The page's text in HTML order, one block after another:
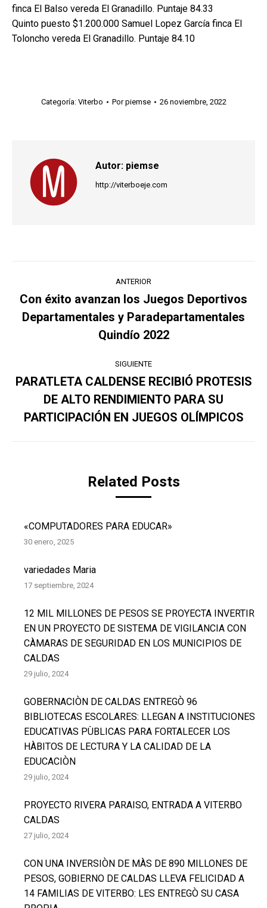
finca El Balso vereda El Granadillo. Puntaje 84.33
Quinto puesto $1.200.000 Samuel Lopez García finca El
Toloncho vereda El Granadillo. Puntaje 84.10
Categoría: Viterbo Porpiemse 26 noviembre, 2022
Autor: piemse
http://viterboeje.com
Navegación
entre
publicaciones
ANTERIOR
Publicación
anterior:
Con éxito avanzan los Juegos Deportivos
Departamentales y Paradepartamentales
Quindío 2022
SIGUIENTE
Publicación
siguiente:
PARATLETA CALDENSE RECIBIÓ PROTESIS
DE ALTO RENDIMIENTO PARA SU
PARTICIPACIÓN EN JUEGOS OLÍMPICOS
Related Posts
«COMPUTADORES PARA EDUCAR»
30 enero, 2025
variedades Maria
17 septiembre, 2024
12 MIL MILLONES DE PESOS SE PROYECTA INVERTIR
EN UN PROYECTO DE SISTEMA DE VIGILANCIA CON
CÀMARAS DE SEGURIDAD EN LOS MUNICIPIOS DE
CALDAS
29 julio, 2024
GOBERNACIÒN DE CALDAS ENTREGÒ 96
BIBLIOTECAS ESCOLARES: LLEGAN A INSTITUCIONES
EDUCATIVAS PÙBLICAS PARA FORTALECER LOS
HÀBITOS DE LECTURA Y LA CALIDAD DE LA
EDUCACIÒN
29 julio, 2024
PROYECTO RIVERA PARAISO, ENTRADA A VITERBO
CALDAS
27 julio, 2024
CON UNA INVERSIÒN DE MÀS DE 890 MILLONES DE
PESOS, GOBIERNO DE CALDAS LLEVA FELICIDAD A
14 FAMILIAS DE VITERBO: LES ENTREGÒ SU CASA